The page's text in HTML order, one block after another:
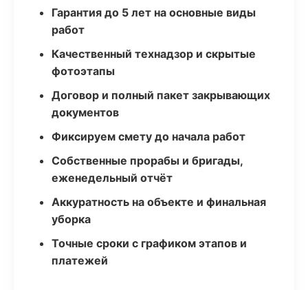
Гарантия до 5 лет на основные виды
работ
Качественный технадзор и скрытые
фотоэтапы
Договор и полный пакет закрывающих
документов
Фиксируем смету до начала работ
Собственные прорабы и бригады,
еженедельный отчёт
Аккуратность на объекте и финальная
уборка
Точные сроки с графиком этапов и
платежей